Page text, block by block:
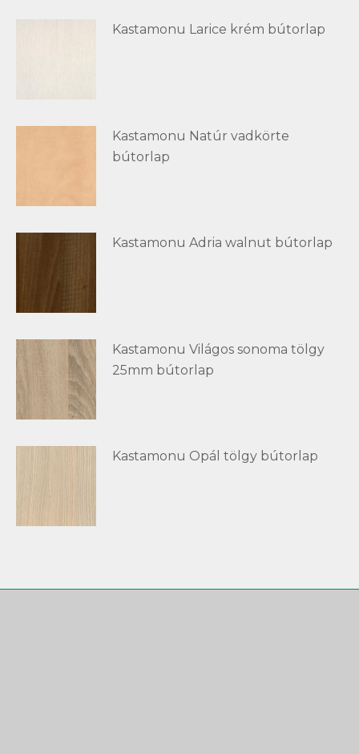
Kastamonu Larice krém bútorlap
Kastamonu Natúr vadkörte
bútorlap
Kastamonu Adria walnut bútorlap
Kastamonu Világos sonoma tölgy
25mm bútorlap
Kastamonu Opál tölgy bútorlap